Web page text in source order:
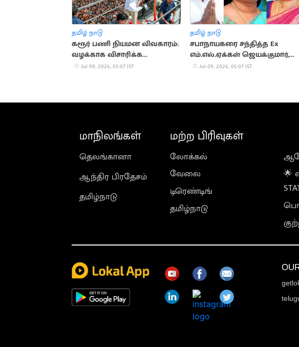
தமிழ் நாடு
கரூர் பணி நியமன விவகாரம்:
வழக்காக விசாரிக்க
உயர்நீதிமன்றம் மறுப்பு
Jul 09, 2026, 05:07 IST
தமிழ் நாடு
சபாநாயகரை சந்தித்த Ex
எம்.எல்.ஏக்கள் ஜெயக்குமார்,
சத்யபாமா
Jul 09, 2026, 05:07 IST
மாநிலங்கள்
தெலங்கானா
ஆந்திர பிரதேசம்
தமிழ்நாடு
மற்ற பிரிவுகள்
லோக்கல்
வேலை
டிரெண்டிங்
தமிழ்நாடு
🌟